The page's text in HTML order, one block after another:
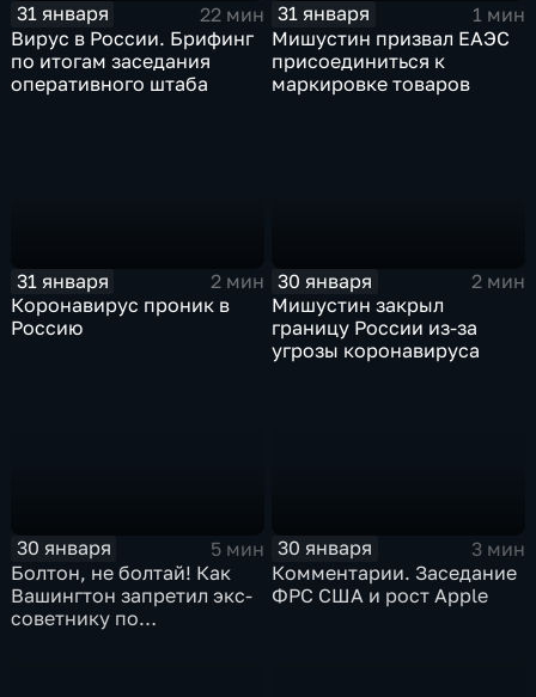
31 января
22 мин
Вирус в России. Брифинг
по итогам заседания
оперативного штаба
31 января
1 мин
Мишустин призвал ЕАЭС
присоединиться к
маркировке товаров
31 января
2 мин
Коронавирус проник в
Россию
30 января
2 мин
Мишустин закрыл
границу России из-за
угрозы коронавируса
30 января
5 мин
Болтон, не болтай! Как
Вашингтон запретил экс-
советнику по
30 января
3 мин
Комментарии. Заседание
ФРС США и рост Apple